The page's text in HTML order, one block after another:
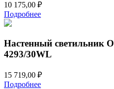
10 175,00 ₽
Подробнее
Настенный светильник
4293/30WL
15 719,00 ₽
Подробнее